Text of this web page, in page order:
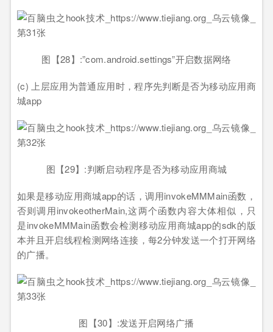
图【28】:”com.android.settings”开启数据网络
(c) 上层应用为普通应用时，程序先判断是否为移动应用商
城app
图【29】:判断启动程序是否为移动应用商城
如果是移动应用商城app的话，调用invokeMMMain函数，
否则调用invokeotherMain,这两个函数内容大体相似，只
是invokeMMMain函数会检测移动应用商城app的sdk的版
本并且开启线程检测网络连接，每2分钟发送一个打开网络
的广播。
图【30】:发送开启网络广播